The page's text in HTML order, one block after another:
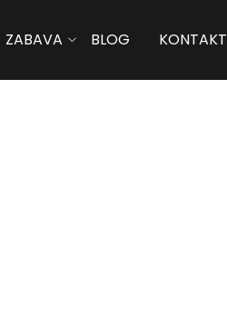
ZABAVA BLOG KONTAKT